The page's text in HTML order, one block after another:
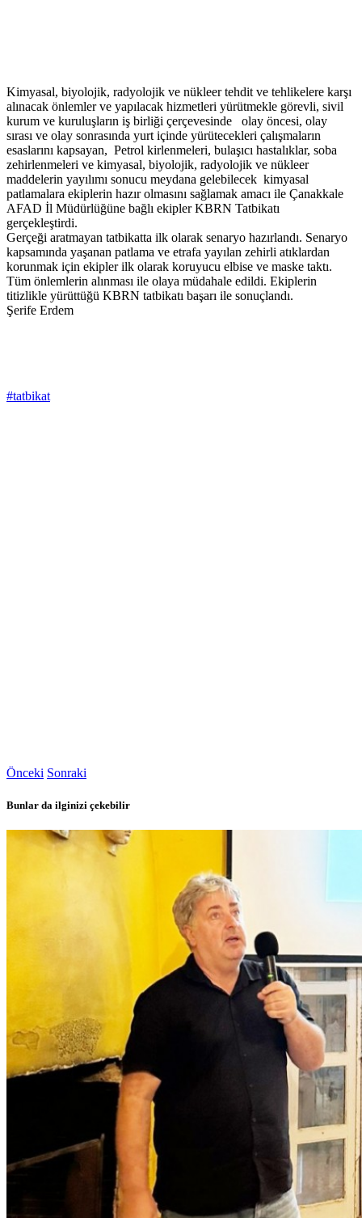
Kimyasal, biyolojik, radyolojik ve nükleer tehdit ve tehlikelere karşı
alınacak önlemler ve yapılacak hizmetleri yürütmekle görevli, sivil
kurum ve kuruluşların iş birliği çerçevesinde olay öncesi, olay
sırası ve olay sonrasında yurt içinde yürütecekleri çalışmaların
esaslarını kapsayan, Petrol kirlenmeleri, bulaşıcı hastalıklar, soba
zehirlenmeleri ve kimyasal, biyolojik, radyolojik ve nükleer
maddelerin yayılımı sonucu meydana gelebilecek kimyasal
patlamalara ekiplerin hazır olmasını sağlamak amacı ile Çanakkale
AFAD İl Müdürlüğüne bağlı ekipler KBRN Tatbikatı
gerçekleştirdi.
Gerçeği aratmayan tatbikatta ilk olarak senaryo hazırlandı. Senaryo
kapsamında yaşanan patlama ve etrafa yayılan zehirli atıklardan
korunmak için ekipler ilk olarak koruyucu elbise ve maske taktı.
Tüm önlemlerin alınması ile olaya müdahale edildi. Ekiplerin
titizlikle yürüttüğü KBRN tatbikatı başarı ile sonuçlandı.
Şerife Erdem
#tatbikat
Önceki Sonraki
Bunlar da ilginizi çekebilir